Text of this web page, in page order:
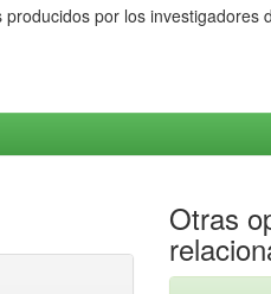
por los investigadores
Otras